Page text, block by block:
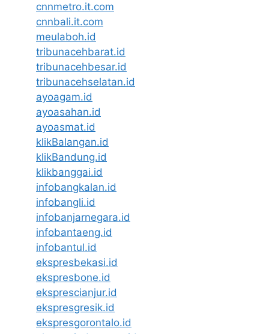
cnnmetro.it.com
cnnbali.it.com
meulaboh.id
tribunacehbarat.id
tribunacehbesar.id
tribunacehselatan.id
ayoagam.id
ayoasahan.id
ayoasmat.id
klikBalangan.id
klikBandung.id
klikbanggai.id
infobangkalan.id
infobangli.id
infobanjarnegara.id
infobantaeng.id
infobantul.id
ekspresbekasi.id
ekspresbone.id
eksprescianjur.id
ekspresgresik.id
ekspresgorontalo.id